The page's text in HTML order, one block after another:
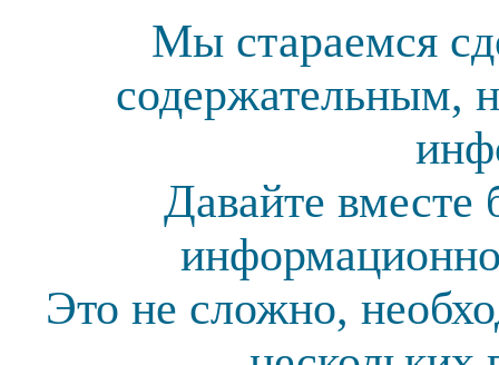
Мы стараемся
содержательным,
Давайте вместе
Это не сложно,